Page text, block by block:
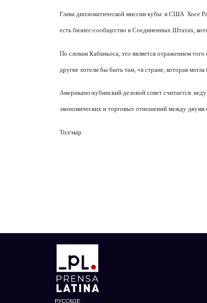
Глава дипломатической миссии кубы в США Хосе
есть бизнес-сообщество в Соединенных Штатах,
По словам Кабаньоса, это является отражением
другие хотели бы быть там, «в стране, которая
Американо-кубинский деловой совет считается
экономических и торговых отношений между двумя
Тпл/мар
РУССКОЕ